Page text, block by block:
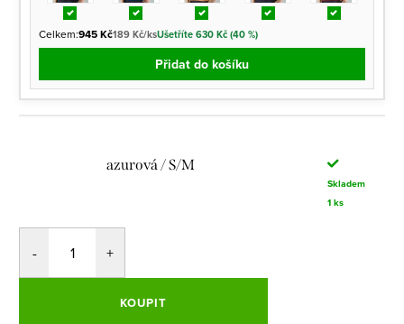
Celkem:945 Kč189 Kč/ksUšetříte 630 Kč (40 %)
Přidat do košíku
azurová / S/M
Skladem
1 ks
KOUPIT